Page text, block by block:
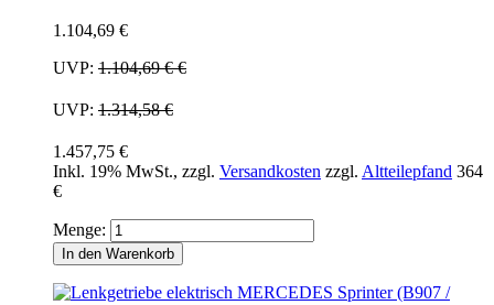
1.104,69 €
UVP: 1.104,69 €€
UVP: 1.314,58 €
1.457,75 €
Inkl. 19% MwSt., zzgl. Versandkosten zzgl. Altteilepfand 364
€
Menge:
In den Warenkorb